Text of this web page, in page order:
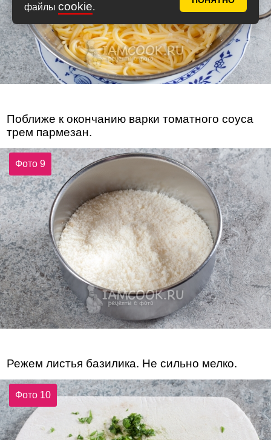
файлы cookie.
Поближе к окончанию варки томатного соуса
трем пармезан.
Фото 9
Режем листья базилика. Не сильно мелко.
Фото 10